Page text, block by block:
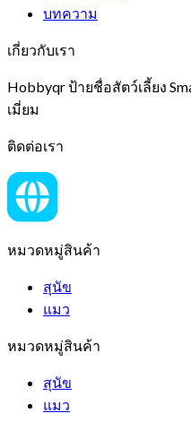
บทความ
เกี่ยวกับเรา
Hobbyqr ป้ายชื่อสัตว์เลี้ยง
เมี่ยม
ติดต่อเรา
หมวดหมู่สินค้า
สุนัข
แมว
หมวดหมู่สินค้า
สุนัข
แมว